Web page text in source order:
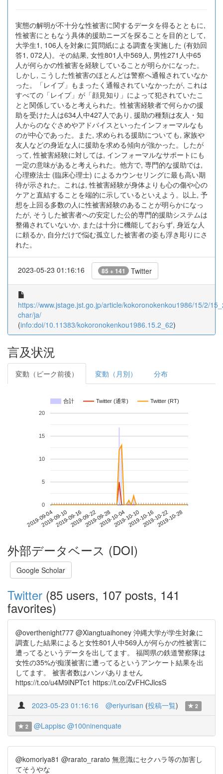
実態の解明が不十分な性被害に関するデータを得るとともに,
性被害にともなう具体的援助ニーズを探ることを目的として,
大学生1, 106人を対象に質問紙による調査を実施した (有効回
答1, 072人)。その結果, 女性801人中569人, 男性271人中65
人が何らかの性被害を経験していることが明らかになった。
しかし, こうした性被害のほとんどは警察へ通報されていなか
った。「レイプ」もまったく通報されていなかったが, これは
すべての「レイプ」が「顔見知り」によって犯されていたこ
とと関係していると考えられた。性被害経験者で何らかの援
助を受けた人は634人中427人であり, 援助の種類は友人・知
人からのなぐさめやアドバイスといったインフォーマルなも
のが中心であった。また, 求められる援助についても, 家族や
友人などの身近な人に援助を求める傾向が強かった。したが
って, 性被害経験に対しては, インフォーマルなサポートにも
一定の意味があると考えられた。他方で, 専門的な援助では,
心理療法士 (臨床心理士) によるカウンセリングに最も高い期
待が示された。これは, 性被害経験が身体よりも心の傷や心の
ケアと直結することを端的に示しているといえよう。以上, 予
想を上回る多数の人に性被害経験のあることが明らかになっ
たが, そうした被害者への安定した公的専門的援助システムは
整備されていないか, または十分に機能しておらず, 身近な人
に頼るか, 自分だけで悩む孤立した被害者の姿も浮き彫りにさ
れた。
2023-05-23 01:16:16 85 + 141 Twitter
https://www.jstage.jst.go.jp/article/kokoronokenkou1986/15/2/
char/ja/
(info:doi/10.11383/kokoronokenkou1986.15.2_62)
言及状況
変動（ピーク前後） 変動（月別） 分布
合計 Twitter (通常) Twitter (RT)
2019-09-042019-09-102019-09-162019-09-222019-09-282019-10-042019-10-102019-10-162019-10-222019-10-28
0
5
10
15
20
外部データベース (DOI)
Google Scholar
Twitter (85 users, 107 posts, 141
favorites)
@overthenight777 @Xiangtuaihoney 沖縄大学が学生対象に
調査した結果によると女性801人中569人が何らかの性被害に
遭ってるというデータを出してます。 福岡県の鉄道警察隊は
女性の35%が痴漢被害に遭ってるというアンケート結果を出
してます。 被害者数はハンパありません
https://t.co/u4M9lNPTc1 https://t.co/ZvFHCJlcsS
2023-05-23 01:16:16 @eriyurisan (投稿一覧) 2
2 @Lappisc @100ninenquate
@komoriya81 @rarato_rarato 無意識にセクハラ等の加害し
てそうやな